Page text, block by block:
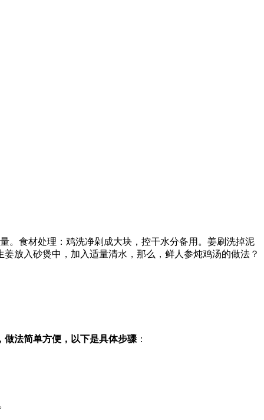
。食材处理：鸡洗净剁成大块，控干水分备用。姜刷洗掉泥
放入砂煲中，加入适量清水，那么，鲜人参炖鸡汤的做法？
做法简单方便，以下是具体步骤 ：